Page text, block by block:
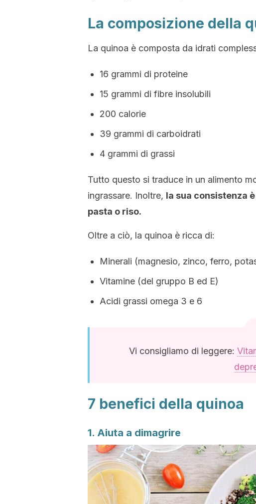
La composizione della
La quinoa è composta da idrati
16 grammi di proteine
15 grammi di fibre insolubili
200 calorie
39 grammi di carboidrati
4 grammi di grassi
Tutto questo si traduce in un alimento
ingrassare. Inoltre, la sua consistenza
pasta o riso.
Oltre a ciò, la quinoa è ricca di:
Minerali (magnesio, zinco, ferro,
Vitamine (del gruppo B ed E)
Acidi grassi omega 3 e 6
Vi consigliamo di leggere:
7 benefici della quinoa
1. Aiuta a dimagrire